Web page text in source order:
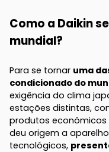
Como a Daikin
mundial?
Para se tornar uma
condicionado do
exigência do clima
estações distintas,
produtos econômicos
deu origem a
tecnológicos,